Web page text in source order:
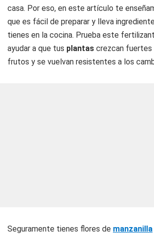
casa. Por eso, en este artículo te
que es fácil de preparar y lleva
tienes en la cocina. Prueba este
ayudar a que tus plantas crezcan fuertes
frutos y se vuelvan resistentes a los
Seguramente tienes flores de manzanilla